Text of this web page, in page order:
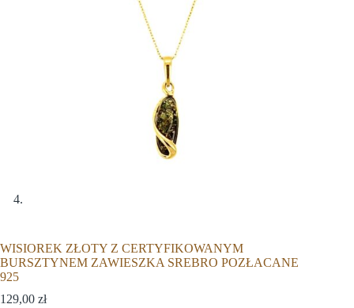
WISIOREK ZŁOTY Z CERTYFIKOWANYM
BURSZTYNEM ZAWIESZKA SREBRO POZŁACANE
925
129,00 zł